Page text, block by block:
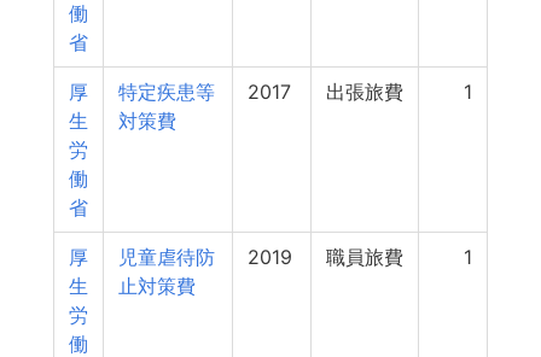
働
省
厚
生
労
働
省
特定疾患等
対策費
2017 出張旅費 1
厚
生
労
働
児童虐待防
止対策費
2019 職員旅費 1